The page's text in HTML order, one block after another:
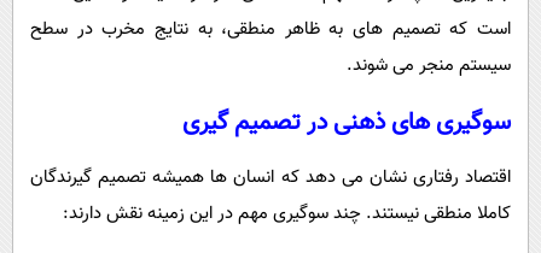
است که تصمیم های به ظاهر منطقی، به نتایج مخرب در سطح
سیستم منجر می شوند.
سوگیری های ذهنی در تصمیم گیری
اقتصاد رفتاری نشان می دهد که انسان ها همیشه تصمیم گیرندگان
کاملا منطقی نیستند. چند سوگیری مهم در این زمینه نقش دارند: